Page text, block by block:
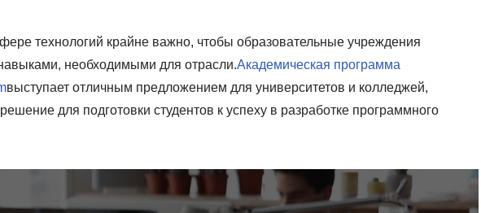
технологий крайне важно, чтобы образовательные учреждения
необходимыми для отрасли.Академическая программа
выступает отличным предложением для университетов и колледжей,
для подготовки студентов к успеху в разработке программного